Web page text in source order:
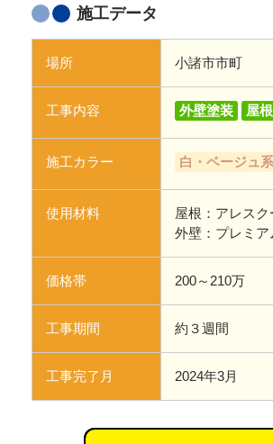
施工データ
場所 小諸市市町
工事内容 外壁塗装 屋
施工カラー 白・ベージュ系
使用材料
屋根：アレスク
外壁：プレミア
価格帯 200～210万
工事期間 約３週間
工事完了月 2024年3月